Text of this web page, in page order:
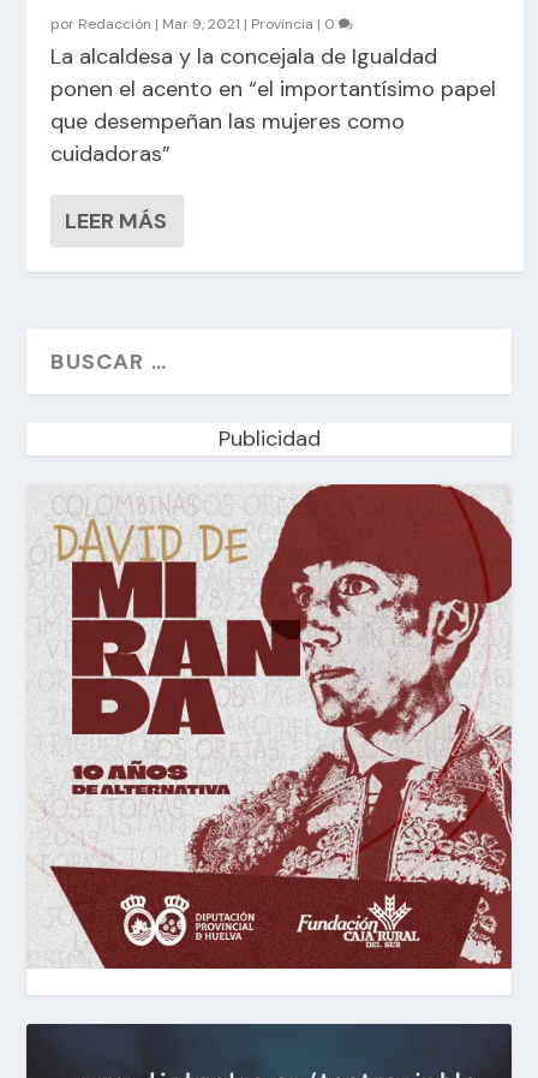
por Redacción | Mar 9, 2021 | Provincia | 0
La alcaldesa y la concejala de Igualdad
ponen el acento en “el importantísimo papel
que desempeñan las mujeres como
cuidadoras”
LEER MÁS
Publicidad